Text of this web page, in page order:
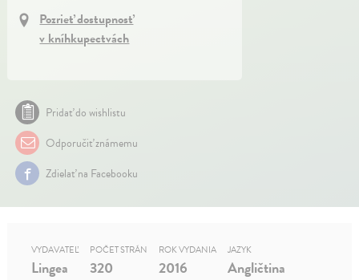
Pozrieť dostupnosť
v kníhkupectvách
Pridať do wishlistu
Odporučiť známemu
Zdielať na Facebooku
VYDAVATEĽ
Lingea
POČET STRÁN
320
ROK VYDANIA
2016
JAZYK
Angličtina